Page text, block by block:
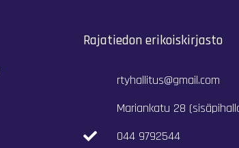
Rajatiedon erikoiskirjasto
rtyhallitus@gmail.com
Mariankatu 28
044 9792544